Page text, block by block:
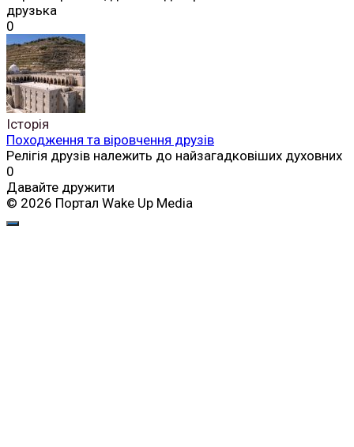
друзька
0
Історія
Походження та віровчення друзів
Релігія друзів належить до найзагадковіших духовних
0
Давайте дружити
© 2026 Портал Wake Up Media